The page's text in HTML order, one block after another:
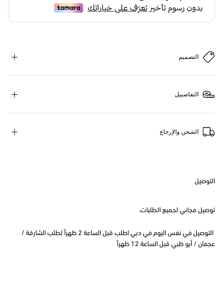
التصميم
التفاصييل
الشحن والإرجاع
التوصيل
توصيل مجاني لجميع الطلبات.
التوصيل في نفس اليوم في دبي اطلب قبل الساعة 2 ظهراً لطلب الشارقة /
عجمان / أبو ظبي قبل الساعة 12 ظهراً